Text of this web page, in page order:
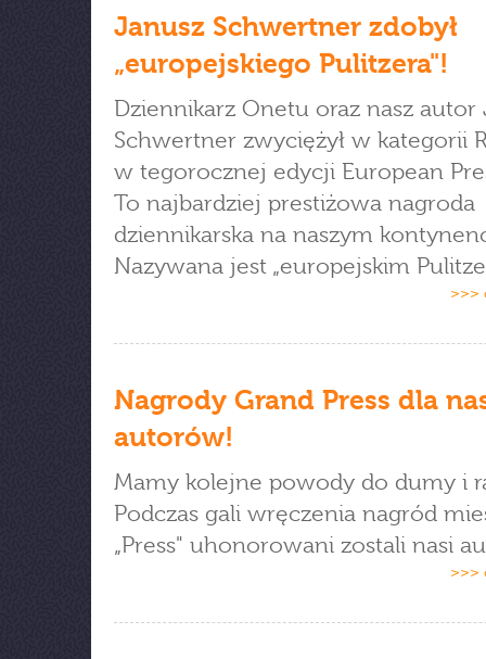
Janusz Schwertner zdobył
„europejskiego Pulitzera"!
Dziennikarz Onetu oraz nasz autor
Schwertner zwyciężył w kategorii
w tegorocznej edycji European
To najbardziej prestiżowa nagroda
dziennikarska na naszym
Nazywana jest „europejskim
>>>
Nagrody Grand Press dla
autorów!
Mamy kolejne powody do dumy i
Podczas gali wręczenia nagród
„Press" uhonorowani zostali nasi
>>>